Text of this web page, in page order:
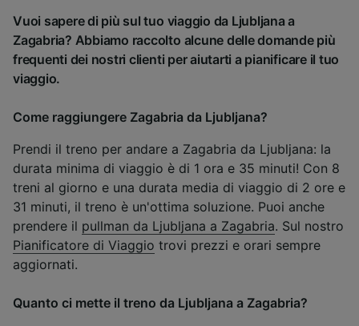
Vuoi sapere di più sul tuo viaggio da Ljubljana a
Zagabria? Abbiamo raccolto alcune delle domande più
frequenti dei nostri clienti per aiutarti a pianificare il tuo
viaggio.
Come raggiungere Zagabria da Ljubljana?
Prendi il treno per andare a Zagabria da Ljubljana: la
durata minima di viaggio è di 1 ora e 35 minuti! Con 8
treni al giorno e una durata media di viaggio di 2 ore e
31 minuti, il treno è un'ottima soluzione. Puoi anche
prendere il pullman da Ljubljana a Zagabria. Sul nostro
Pianificatore di Viaggio trovi prezzi e orari sempre
aggiornati.
Quanto ci mette il treno da Ljubljana a Zagabria?